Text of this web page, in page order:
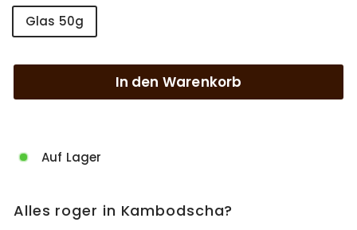
Glas 50g
In den Warenkorb
Auf Lager
Alles roger in Kambodscha?